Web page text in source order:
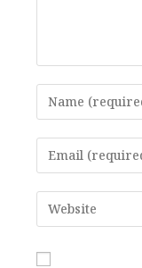
Enter
your
name
or
comment
Enter
your
email
address
Enter
your